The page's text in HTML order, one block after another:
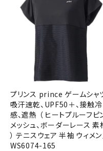
プリンス prince ゲームシャ
吸汗速乾、UPF50＋、接触冷
感、遮熱 （ ヒートプルーフピ
メッシュ、ボーダーレース 素
） テニスウェア 半袖 ウィメ
WS6074-165